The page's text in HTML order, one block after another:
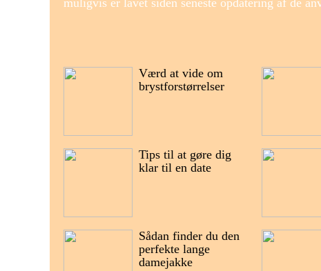
muligvis er lavet siden seneste opdatering af de
Værd at vide om
brystforstørrelser
Tips til at gøre dig
klar til en date
Sådan finder du den
perfekte lange
damejakke